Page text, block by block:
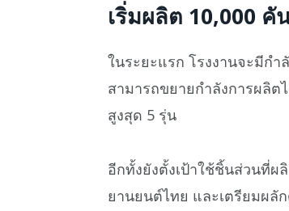
เริ่มผลิต 10,000
ในระยะแรก โรงงานจะมีกำ
สามารถขยายกำลังการผลิต
สูงสุด 5 รุ่น
อีกทั้งยังตั้งเป้าใช้ชิ้นส่วนที่ผ
ยานยนต์ไทย และเตรียมผลั